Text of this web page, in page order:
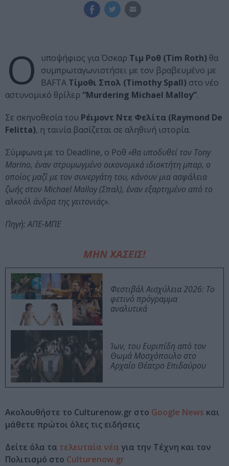
Ο υποψήφιος για Όσκαρ Τιμ Ροθ (Tim Roth) θα
συμπρωταγωνιστήσει με τον βραβευμένο με
BAFTA Τίμοθι Σπολ (Timothy Spall) στο νέο
αστυνομικό θρίλερ “Murdering Michael Malloy”.
Σε σκηνοθεσία του Ρέιμοντ Ντε Φελίτα (Raymond De
Felitta), η ταινία βασίζεται σε αληθινή ιστορία.
Σύμφωνα με το Deadline, ο Ροθ «θα υποδυθεί τον Tony
Marino, έναν στρυμωγμένο οικονομικά ιδιοκτήτη μπαρ, ο
οποίος μαζί με τον συνεργάτη του, κάνουν μια ασφάλεια
ζωής στον Μichael Malloy (Σπαλ), έναν εξαρτημένο από το
αλκοόλ άνδρα της γειτονιάς».
Πηγή: ΑΠΕ-ΜΠΕ
ΜΗΝ ΧΑΣΕΙΣ!
Φεστιβάλ Αισχύλεια 2026: Το
φετινό πρόγραμμα
αναλυτικά
Ίων, του Ευριπίδη από τον
Θωμά Μοσχόπουλο στο
Αρχαίο Θέατρο Επιδαύρου
Ακολουθήστε το Culturenow.gr στο Google News και
μάθετε πρώτοι όλες τις ειδήσεις
Δείτε όλα τα τελευταία νέα για την Τέχνη και τον
Πολιτισμό στο Culturenow.gr